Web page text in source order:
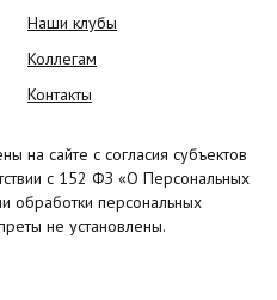
Наши клубы
Коллегам
Контакты
на сайте с согласия субъектов
с 152 ФЗ «О Персональных
обработки персональных
не установлены.